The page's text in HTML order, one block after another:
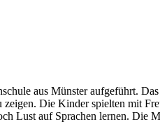
aus Münster aufgeführt.
Die Kinder spielten mit
Lust auf Sprachen lernen. Die